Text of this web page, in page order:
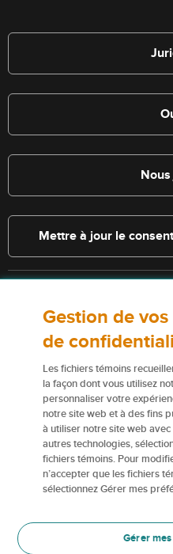
Mettre à jour le
s’appliquent. Les services
constituent pas des polices
pas
Pour obtenir de plus amples
assureurs, veuillez
Certains éléments de contenu
de commerce ou des
financière Northbridge (ou de
utilisées par nos assureurs
financière
Pour en savoir plus, veuillez
Marques
Gestion de
de
Les fichiers témoins
la façon dont vous utilisez
personnaliser votre
notre site web et à des fins
à utiliser notre site web
autres technologies,
fichiers témoins. Pour
n’accepter que les fichiers
sélectionnez Gérer mes
Gérer